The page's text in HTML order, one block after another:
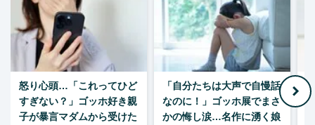
怒り心頭…「これってひど
すぎない？」ゴッホ好き親
子が暴言マダムから受けた
「自分たちは大声で自慢話
なのに！」ゴッホ展でまさ
かの悔し涙…名作に湧く娘